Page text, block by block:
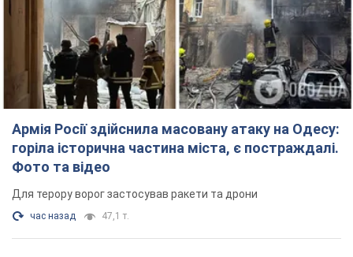
Армія Росії здійснила масовану атаку на Одесу:
горіла історична частина міста, є постраждалі.
Фото та відео
Для терору ворог застосував ракети та дрони
час назад 47,1 т.